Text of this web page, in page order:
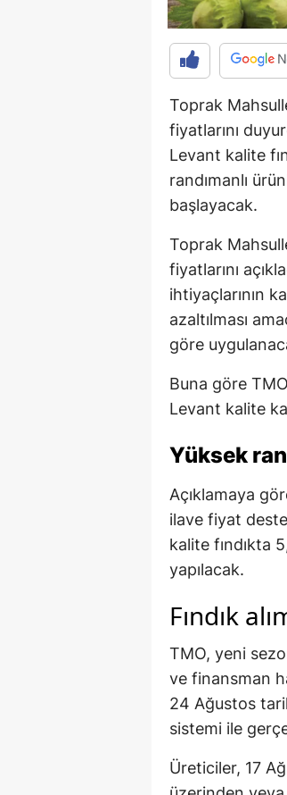
Toprak
fiyatlarını
Levant kalite
randımanlı
başlayacak.
Toprak
fiyatlarını
ihtiyaçlarının
azaltılması
göre
Buna göre
Levant kalite
Yüksek
Açıklamaya
ilave fiyat
kalite fındıkta
yapılacak.
Fındık
TMO, yeni
ve finansman
24 Ağustos
sistemi ile
Üreticiler, 17